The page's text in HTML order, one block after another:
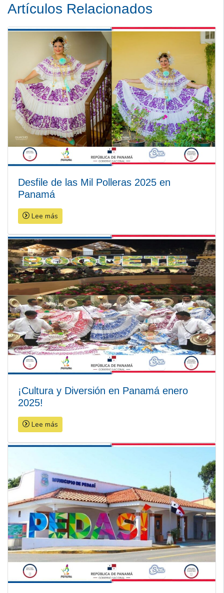
Artículos Relacionados
Desfile de las Mil Polleras 2025 en
Panamá
Lee más
¡Cultura y Diversión en Panamá enero
2025!
Lee más